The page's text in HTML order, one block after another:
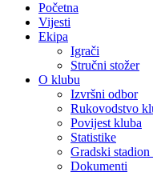
Početna
Vijesti
Ekipa
Igrači
Stručni stožer
O klubu
Izvršni odbor
Rukovodstvo
Povijest kluba
Statistike
Gradski
Dokumenti